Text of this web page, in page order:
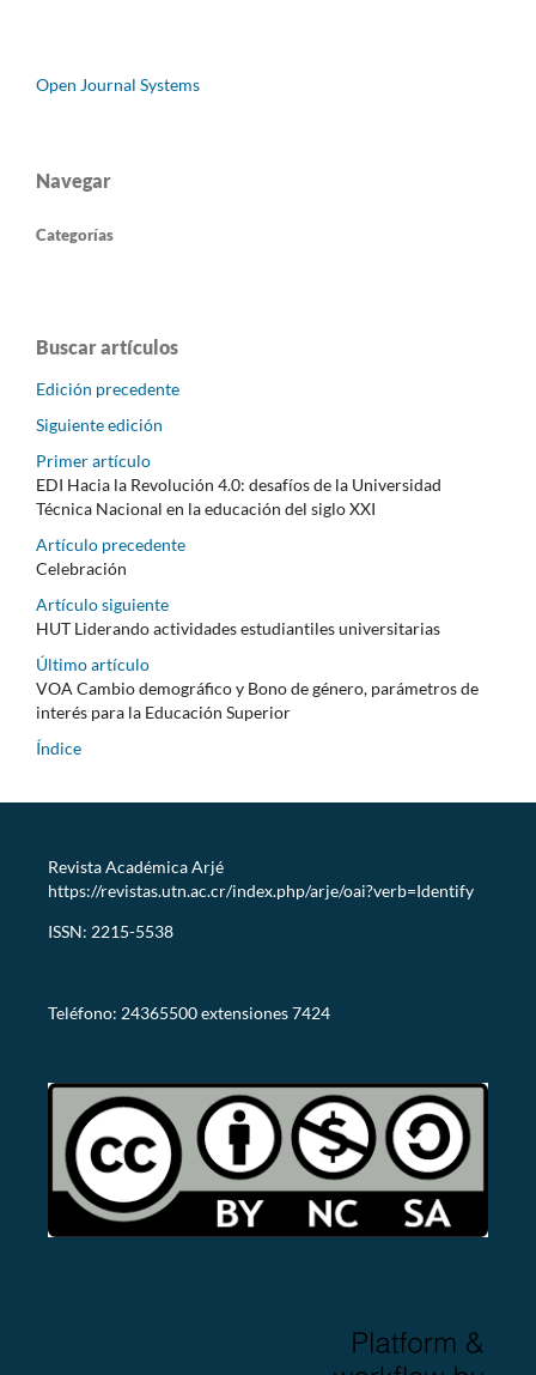
Open Journal Systems
Navegar
Categorías
Buscar artículos
Edición precedente
Siguiente edición
Primer artículo
EDI Hacia la Revolución 4.0: desafíos de la Universidad
Técnica Nacional en la educación del siglo XXI
Artículo precedente
Celebración
Artículo siguiente
HUT Liderando actividades estudiantiles universitarias
Último artículo
VOA Cambio demográfico y Bono de género, parámetros de
interés para la Educación Superior
Índice
Revista Académica Arjé
https://revistas.utn.ac.cr/index.php/arje/oai?verb=Identify
ISSN: 2215-5538
Teléfono: 24365500 extensiones 7424